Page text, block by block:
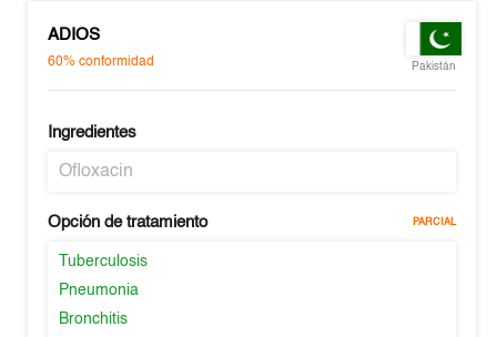
ADIOS
60%conformidad Pakistán
Ingredientes
Ofloxacin
Opción de tratamiento PARCIAL
Tuberculosis
Pneumonia
Bronchitis